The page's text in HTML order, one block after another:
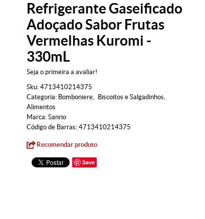
Refrigerante Gaseificado
Adoçado Sabor Frutas
Vermelhas Kuromi -
330mL
Seja o primeira a avaliar!
Sku: 4713410214375
Categoria: Bomboniere
Biscoitos e Salgadinhos
Alimentos
Marca: Sanrio
Código de Barras: 4713410214375
Recomendar produto
Save